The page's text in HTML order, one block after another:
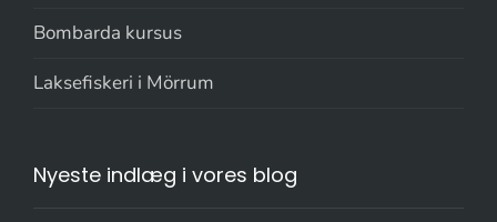
Bombarda kursus
Laksefiskeri i Mörrum
Nyeste indlæg i vores blog